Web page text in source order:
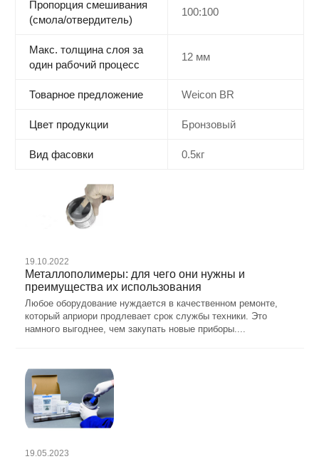
Пропорция смешивания
(смола/отвердитель)
100:100
Макс. толщина слоя за
один рабочий процесс
12 мм
Товарное предложение Weicon BR
Цвет продукции Бронзовый
Вид фасовки 0.5кг
19.10.2022
Металлополимеры: для чего они нужны и
преимущества их использования
Любое оборудование нуждается в качественном ремонте,
который априори продлевает срок службы техники. Это
намного выгоднее, чем закупать новые приборы....
19.05.2023